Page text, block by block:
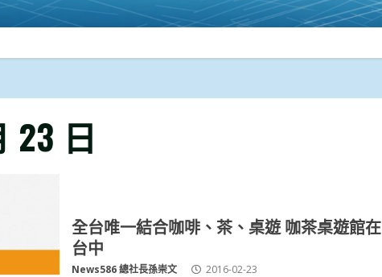
23 日
全台唯一結合咖啡、茶、桌遊 咖茶桌遊館在
台中
News586 總社長孫崇文 2016-02-23